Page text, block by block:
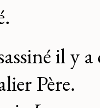
il y
Père.